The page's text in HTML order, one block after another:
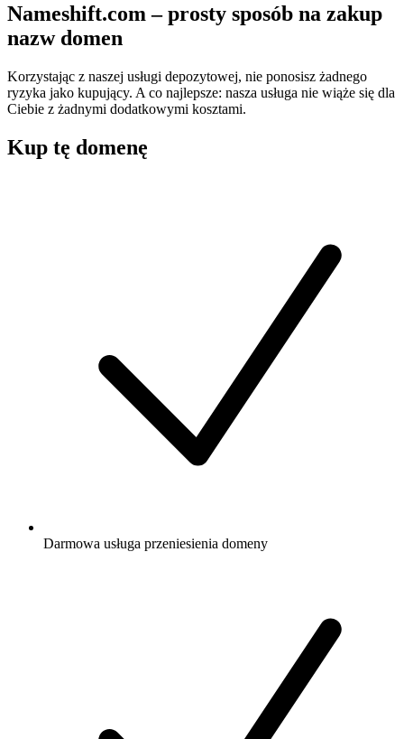
Nameshift.com – prosty sposób na zakup
nazw domen
Korzystając z naszej usługi depozytowej, nie ponosisz żadnego
ryzyka jako kupujący. A co najlepsze: nasza usługa nie wiąże się dla
Ciebie z żadnymi dodatkowymi kosztami.
Kup tę domenę
Darmowa usługa przeniesienia domeny